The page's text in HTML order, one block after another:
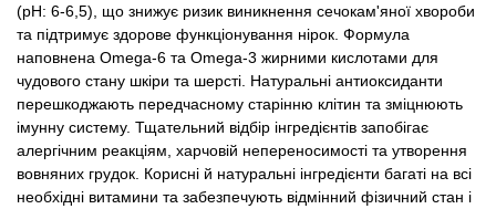
(pH: 6-6,5), що знижує ризик виникнення сечокам'яної хвороби
та підтримує здорове функціонування нірок. Формула
наповнена Omega-6 та Omega-3 жирними кислотами для
чудового стану шкіри та шерсті. Натуральні антиоксиданти
перешкоджають передчасному старінню клітин та зміцнюють
імунну систему. Тщательний відбір інгредієнтів запобігає
алергічним реакціям, харчовій непереносимості та утворення
вовняних грудок. Корисні й натуральні інгредієнти багаті на всі
необхідні витамини та забезпечують відмінний фізичний стан і
Хозряд - господарчі товари оптом
Популярні зоотоварі
Архів / Знято з виробництва